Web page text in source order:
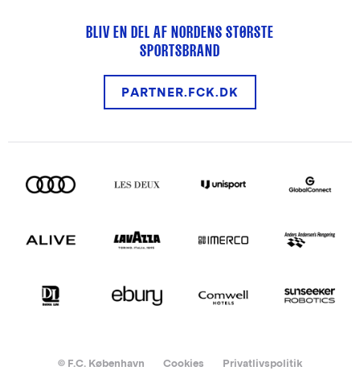
BLIV EN DEL AF NORDENS STØRSTE
SPORTSBRAND
PARTNER.FCK.DK
© F.C. København Cookies Privatlivspolitik